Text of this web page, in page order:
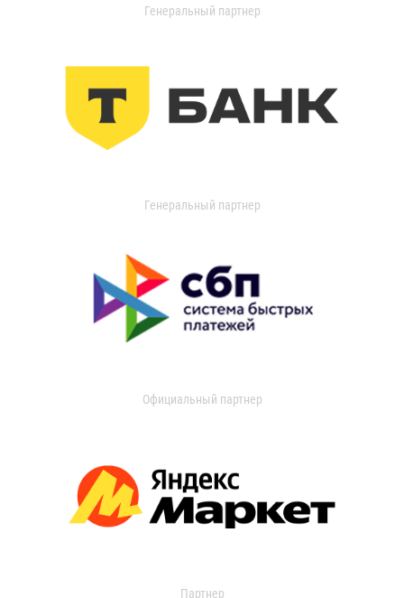
Генеральный партнер
Генеральный партнер
Официальный партнер
Партнер